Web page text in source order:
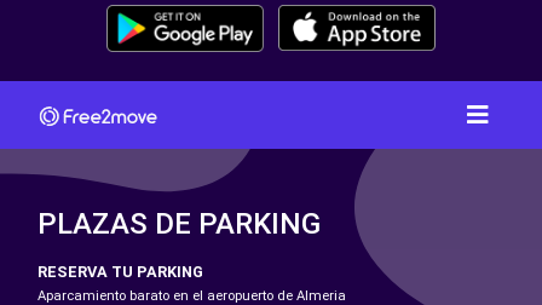
PLAZAS DE PARKING
RESERVA TU PARKING
Aparcamiento barato en el aeropuerto de Almeria